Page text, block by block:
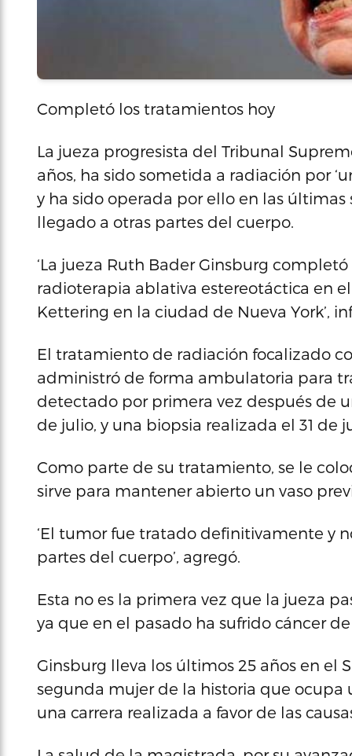
Completó los tratamientos hoy
La jueza progresista del Tribunal
años, ha sido sometida a radiación por
y ha sido operada por ello en las
llegado a otras partes del cuerpo.
‘La jueza Ruth Bader Ginsburg
radioterapia ablativa estereotáctica en
Kettering en la ciudad de Nueva York’,
El tratamiento de radiación focalizado
administró de forma ambulatoria para
detectado por primera vez después de
de julio, y una biopsia realizada el 31 de
Como parte de su tratamiento, se le
sirve para mantener abierto un vaso
‘El tumor fue tratado definitivamente y
partes del cuerpo’, agregó.
Esta no es la primera vez que la jueza
ya que en el pasado ha sufrido cáncer
Ginsburg lleva los últimos 25 años en el
segunda mujer de la historia que ocupa
una carrera realizada a favor de las